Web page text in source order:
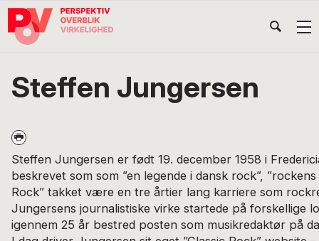
Gå
direkte
navigation
Skip
indhold
Gå
direkte
POV
International
Steffen Jungersen
Steffen Jungersen er født 19. december 1958 i
beskrevet som som ”en legende i dansk rock”,
Rock” takket være en tre årtier lang karriere som
Jungersens journalistiske virke startede på forskellige
igennem 25 år bestred posten som musikredaktør på